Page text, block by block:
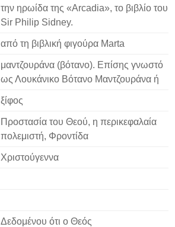
την ηρωίδα της «Arcadia», το βιβλίο του
Sir Philip Sidney.
από τη βιβλική φιγούρα Marta
μαντζουράνα (βότανο). Επίσης γνωστό
ως Λουκάνικο Βότανο Μαντζουράνα ή
ξίφος
Προστασία του Θεού, η περικεφαλαία
πολεμιστή, Φροντίδα
Χριστούγεννα
Δεδομένου ότι ο Θεός